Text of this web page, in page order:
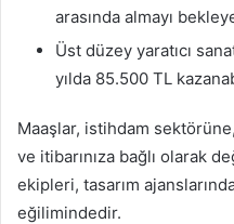
arasında almayı
Üst düzey yaratıcı
yılda 85.500 TL
Maaşlar, istihdam
ve itibarınıza bağlı olarak
ekipleri, tasarım
eğilimindedir.